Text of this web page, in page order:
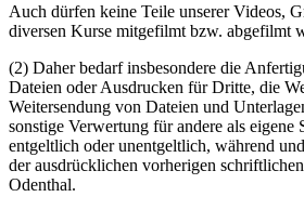
Auch dürfen keine Teile unserer Videos,
diversen Kurse mitgefilmt bzw. abgefilmt
(2) Daher bedarf insbesondere die
Dateien oder Ausdrucken für Dritte, die
Weitersendung von Dateien und
sonstige Verwertung für andere als eigene
entgeltlich oder unentgeltlich, während
der ausdrücklichen vorherigen
Odenthal.